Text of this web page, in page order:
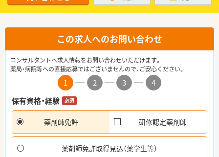
この求人へのお問い合わせ
コンサルタントへ求人情報をお問い合わせいただけます。
薬局・病院等への直接応募ではございませんので、ご安心ください。
1 2 3
4
保有資格・経験
必須
薬剤師免許 研修認定薬剤師
薬剤師免許取得見込（薬学生等）